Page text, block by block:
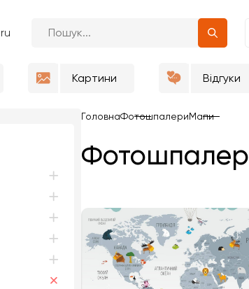
ru
Картини Відгуки
ГоловнаФотошпалериМапи